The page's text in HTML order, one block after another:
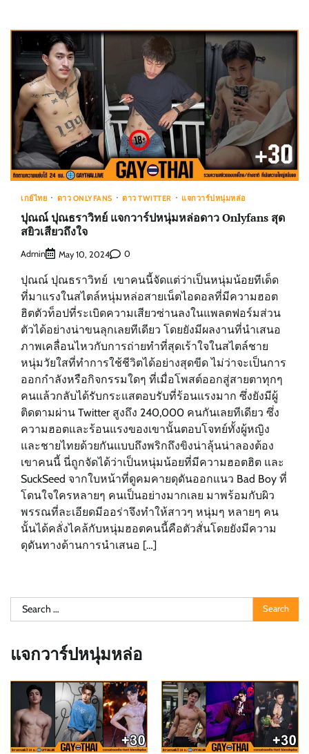
เกย์ไทย ดาว ONLYFANS ดาว TWITTER แจกวาร์ปหนุ่มหล่อ
ปุณณ์ ปุณธราวิทย์ แจกวาร์ปหนุ่มหล่อดาว Onlyfans สุด
สยิวเสียวถึงใจ
Admin May 10, 2024 0
ปุณณ์ ปุณธราวิทย์ เขาคนนี้จัดแต่ว่าเป็นหนุ่มน้อยทีเด็ด
ที่มาแรงในสไตล์หนุ่มหล่อสายเน็ตไอดอลที่มีความฮอต
ฮิตตัวท็อปที่ระเบิดความเสียวซ่านลงในแพลตฟอร์มส่วน
ตัวได้อย่างน่าขนลุกเลยทีเดียว โดยยังมีผลงานที่นำเสนอ
ภาพเคลื่อนไหวกับการถ่ายทำที่สุดเร้าใจในสไตล์ชาย
หนุ่มวัยใสที่ทำการใช้ชีวิตได้อย่างสุดขีด ไม่ว่าจะเป็นการ
ออกกำลังหรือกิจกรรมใดๆ ที่เมื่อโพสต์ออกสู่สายตาทุกๆ
คนแล้วกลับได้รับกระแสตอบรับที่ร้อนแรงมาก ซึ่งยังมีผู้
ติดตามผ่าน Twitter สูงถึง 240,000 คนกันเลยทีเดียว ซึ่ง
ความฮอตและร้อนแรงของเขานั้นตอบโจทย์ทั้งผู้หญิง
และชายไทยด้วยกันแบบถึงพริกถึงขิงน่าลุ้นน่าลองต้อง
เขาคนนี้ นี่ถูกจัดได้ว่าเป็นหนุ่มน้อยที่มีความฮอตฮิต และ
SuckSeed จากใบหน้าที่ดูคมคายดุดันออกแนว Bad Boy ที่
โดนใจใครหลายๆ คนเป็นอย่างมากเลย มาพร้อมกับผิว
พรรณที่ละเอียดมีออร่าจึงทำให้สาวๆ หนุ่มๆ หลายๆ คน
นั้นได้คลั่งไคล้กับหนุ่มฮอตคนนี้คือตัวสั่นโดยยังมีความ
ดุดันทางด้านการนำเสนอ […]
Search
for:
แจกวาร์ปหนุ่มหล่อ